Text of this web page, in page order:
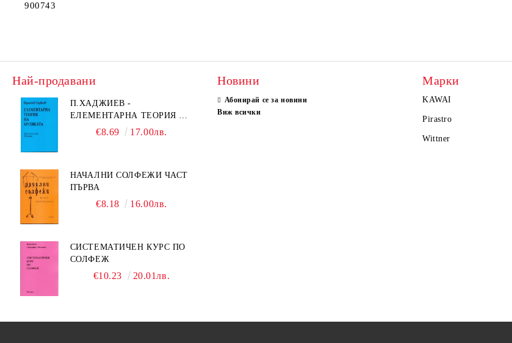
900743
Най-продавани
П.ХАДЖИЕВ -
ЕЛЕМЕНТАРНА ТЕОРИЯ НА
МУЗИКАТА
€8.69 17.00лв.
НАЧАЛНИ СОЛФЕЖИ ЧАСТ
ПЪРВА
€8.18 16.00лв.
СИСТЕМАТИЧЕН КУРС ПО
СОЛФЕЖ
€10.23 20.01лв.
Новини
Абонирай се за новини
Виж всички
Марки
KAWAI
Pirastro
Wittner